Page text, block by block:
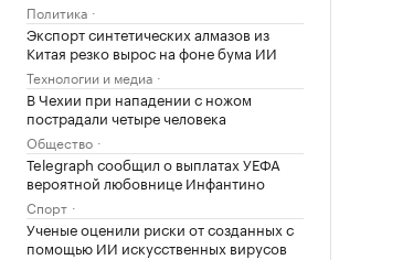
Политика
Экспорт синтетических алмазов из
Китая резко вырос на фоне бума ИИ
Технологии и медиа
В Чехии при нападении с ножом
пострадали четыре человека
Общество
Telegraph сообщил о выплатах УЕФА
вероятной любовнице Инфантино
Спорт
Ученые оценили риски от созданных с
помощью ИИ искусственных вирусов